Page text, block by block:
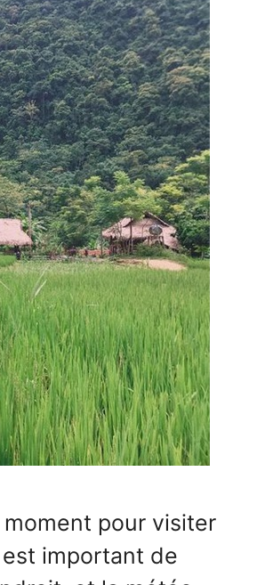
pour visiter
important de